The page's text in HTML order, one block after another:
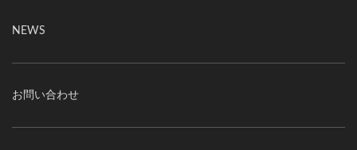
NEWS
お問い合わせ